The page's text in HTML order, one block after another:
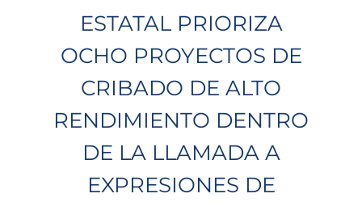
ESTATAL PRIORIZA
OCHO PROYECTOS DE
CRIBADO DE ALTO
RENDIMIENTO DENTRO
DE LA LLAMADA A
EXPRESIONES DE